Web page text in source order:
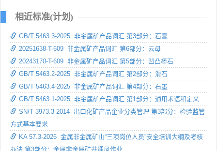
相近标准(计划)
GB/T 5463.3-2025 非金属矿产品词汇 第3部分：石膏
20251638-T-609 非金属矿产品词汇 第6部分：云母
20243170-T-609 非金属矿产品词汇 第5部分：凹凸棒石
GB/T 5463.2-2025 非金属矿产品词汇 第2部分：滑石
GB/T 5463.4-2025 非金属矿产品词汇 第4部分：石墨
GB/T 5463.1-2025 非金属矿产品词汇 第1部分：通用术语和定义
SN/T 3973.3-2014 出口化矿产品企业分类管理 第3部分：检验监管
方式基本要求
KA 57.3-2026 金属非金属矿山“三项岗位人员”安全培训大纲及考核
办法 第3部分：金属非金属矿井通风作业